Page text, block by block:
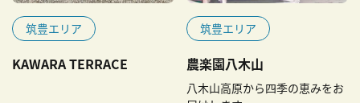
筑豊エリア
KAWARA TERRACE
筑豊エリア
農楽園八木山
八木山高原から四季の恵みをお